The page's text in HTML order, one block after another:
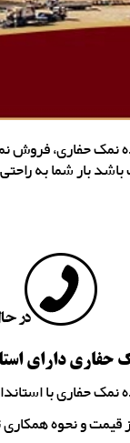
حفاری، فروش
بار شما به
دارای
حفاری با
قیمت و نحوه